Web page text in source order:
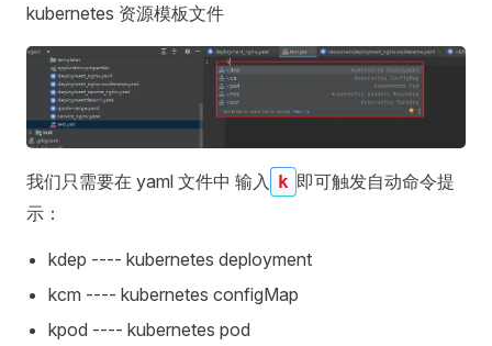
kubernetes 资源模板文件
我们只需要在 yaml 文件中 输入 k 即可触发自动命令提
示：
kdep ---- kubernetes deployment
kcm ---- kubernetes configMap
kpod ---- kubernetes pod